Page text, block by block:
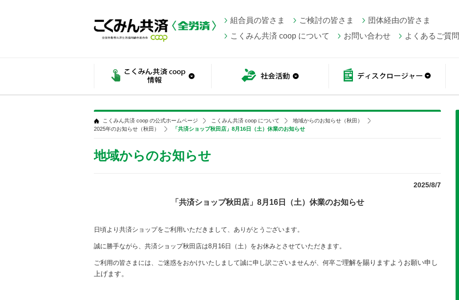
組合員の皆さま ご検討の皆さま
団体経由の皆さま
こくみん共済 coop について
お問い合わせ よくあるご質問
こくみん共済 coop の公式ホームページ こくみん共済 coop について
地域からのお知らせ（秋田）
2025年のお知らせ（秋田）
「共済ショップ秋田店」8月16日（土）休業のお知らせ
地域からのお知らせ
2025/8/7
「共済ショップ秋田店」8月16日（土）休業のお知らせ
日頃より共済ショップをご利用いただきまして、ありがとうございます。
誠に勝手ながら、共済ショップ秋田店は8月16日（土）をお休みとさせていただきます。
ご利用の皆さまには、ご迷惑をおかけいたしまして誠に申し訳ございませんが、何卒ご理解を賜りますようお願い申し
上げます。